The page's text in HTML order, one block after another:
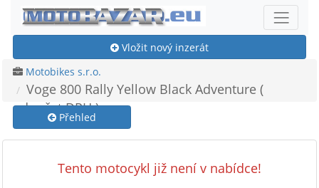
Vložit nový inzerát
Motobikes s.r.o.
Voge 800 Rally Yellow Black Adventure (
odpočet DPH )
Přehled
Tento motocykl již není v nabídce!